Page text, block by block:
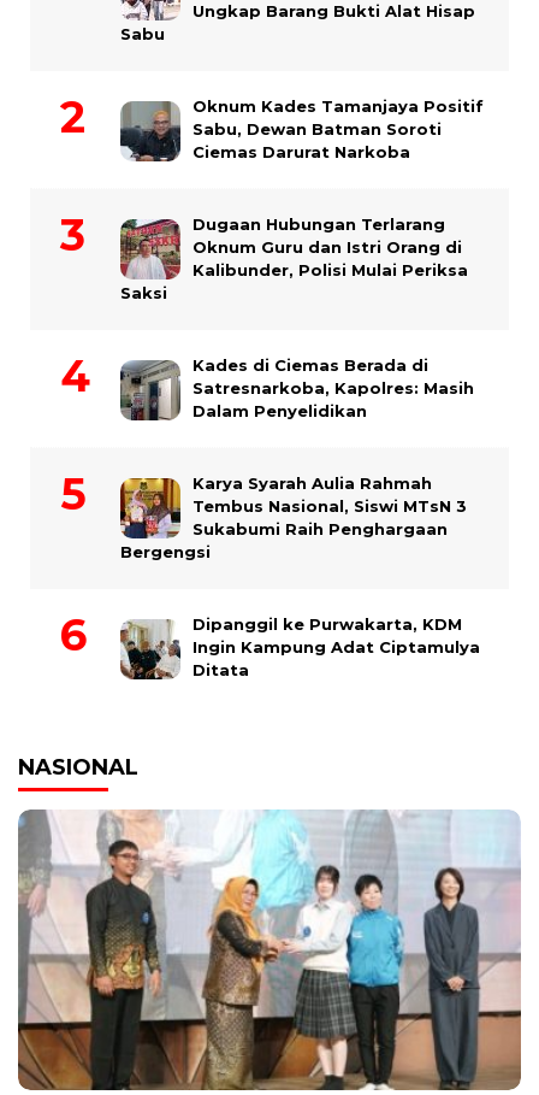
Ungkap Barang Bukti Alat Hisap
Sabu
Oknum Kades Tamanjaya Positif
Sabu, Dewan Batman Soroti
Ciemas Darurat Narkoba
Dugaan Hubungan Terlarang
Oknum Guru dan Istri Orang di
Kalibunder, Polisi Mulai Periksa
Saksi
Kades di Ciemas Berada di
Satresnarkoba, Kapolres: Masih
Dalam Penyelidikan
Karya Syarah Aulia Rahmah
Tembus Nasional, Siswi MTsN 3
Sukabumi Raih Penghargaan
Bergengsi
Dipanggil ke Purwakarta, KDM
Ingin Kampung Adat Ciptamulya
Ditata
NASIONAL